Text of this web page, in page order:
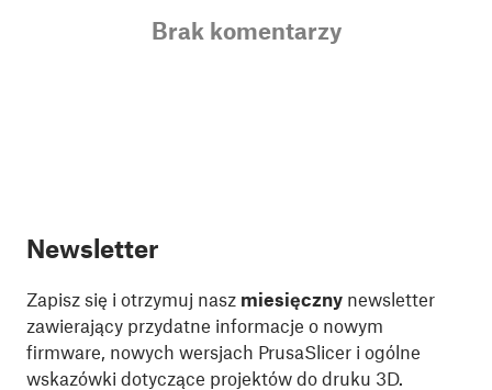
Brak komentarzy
Newsletter
Zapisz się i otrzymuj nasz miesięczny newsletter
zawierający przydatne informacje o nowym
firmware, nowych wersjach PrusaSlicer i ogólne
wskazówki dotyczące projektów do druku 3D.